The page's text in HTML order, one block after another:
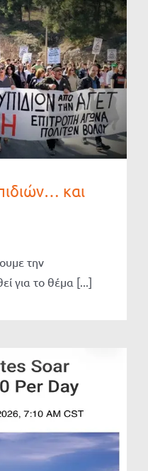
και
την
για το θέμα [...]